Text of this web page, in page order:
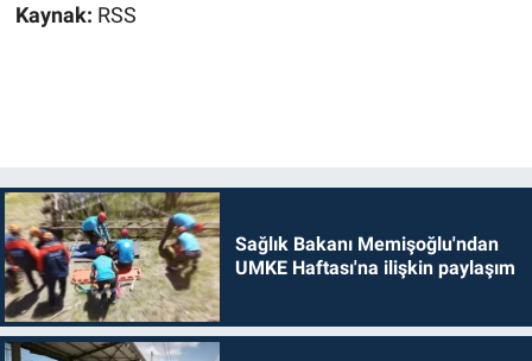
Kaynak: RSS
Sağlık Bakanı Memişoğlu'ndan
UMKE Haftası'na ilişkin paylaşım